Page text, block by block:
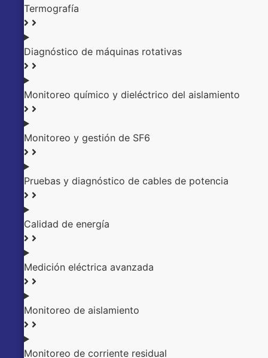
Termografía
Diagnóstico de máquinas rotativas
Monitoreo químico y dieléctrico del aislamiento
Monitoreo y gestión de SF6
Pruebas y diagnóstico de cables de potencia
Calidad de energía
Medición eléctrica avanzada
Monitoreo de aislamiento
Monitoreo de corriente residual